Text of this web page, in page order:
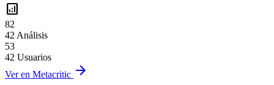
analytics
82
42 Análisis
53
42 Usuarios
Ver en Metacritic arrow_forward